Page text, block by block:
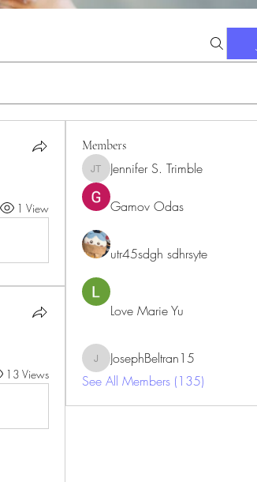
1 View
13 Views
Members
Jennifer S. Trimble
Jennifer S. Trimble
Gamov Odas
utr45sdgh sdhrsyte
Love Marie Yu
JosephBeltran15
JosephBeltran15
See All Members (135)